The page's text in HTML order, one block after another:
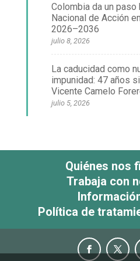
Colombia da un
Nacional de Acción
2026–2036
julio 8, 2026
La caducidad como
impunidad: 47 años
Vicente Camelo
julio 5, 2026
Quiénes nos
Trabaja con
Política de